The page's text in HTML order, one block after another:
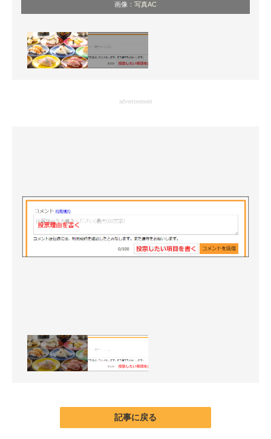
経営リーダーのコミュニティ
マーケ×ITの今がよく分かる
ITエンジニア向け専門サイト
電子設計の基本と応用
エネルギーの専門メディア
画像： 写真AC
advertisement
記事に戻る